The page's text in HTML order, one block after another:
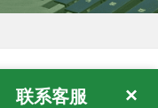
一中 ×
联系客服